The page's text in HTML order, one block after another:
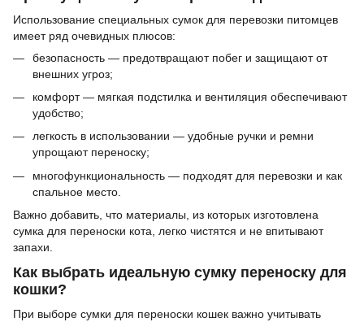
Использование специальных сумок для перевозки питомцев
имеет ряд очевидных плюсов:
безопасность — предотвращают побег и защищают от
внешних угроз;
комфорт — мягкая подстилка и вентиляция обеспечивают
удобство;
легкость в использовании — удобные ручки и ремни
упрощают переноску;
многофункциональность — подходят для перевозки и как
спальное место.
Важно добавить, что материалы, из которых изготовлена
сумка для переноски кота, легко чистятся и не впитывают
запахи.
Как выбрать идеальную сумку переноску для
кошки?
При выборе сумки для переноски кошек важно учитывать